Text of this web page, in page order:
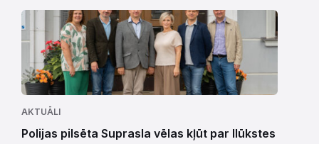
AKTUĀLI
Polijas pilsēta Suprasla vēlas kļūt par Ilūkstes